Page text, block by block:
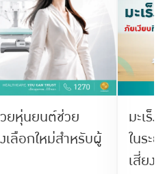
ยหุ่นยนต์ช่วย
ลือกใหม่สำหรับผู้
มะเร็
ในระ
เสี่ยง